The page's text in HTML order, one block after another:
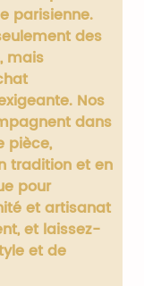
parisienne.
des
mais
Nos
dans
pièce,
tradition et en
pour
et artisanat
et laissez-
et de